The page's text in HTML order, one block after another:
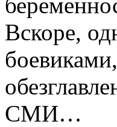
Вскоре,
СМИ…